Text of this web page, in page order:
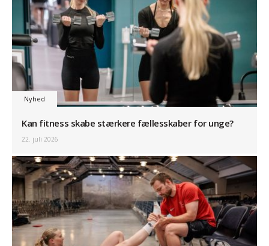
Nyhed
Kan fitness skabe stærkere fællesskaber for unge?
22. juli 2026